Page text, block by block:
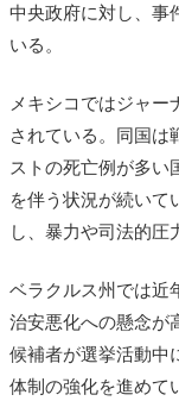
中央政府に対し、事
いる。
メキシコではジャ
されている。同国は
ストの死亡例が多い
を伴う状況が続いて
し、暴力や司法的圧
ベラクルス州では近
治安悪化への懸念が
候補者が選挙活動中
体制の強化を進めて